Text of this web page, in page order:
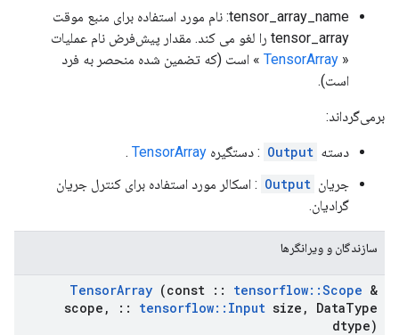
tensor_array_name: نام مورد استفاده برای منبع موقت
tensor_array را لغو می کند. مقدار پیش‌فرض نام عملیات
«
TensorArray » است (که تضمین شده منحصر به فرد
است).
برمی‌گرداند:
دسته Output : دستگیره TensorArray
.
جریان Output : اسکالر مورد استفاده برای کنترل جریان
گرادیان.
سازندگان و ویرانگرها
TensorArray (const :: tensorflow::Scope &
scope , :: tensorflow:: Input size , DataType
dtype)